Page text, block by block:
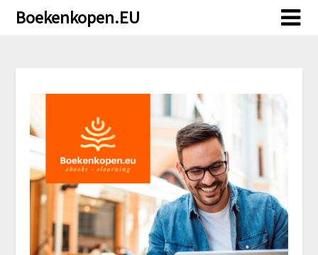
Doorgaan
naarBoekenkopen.EU